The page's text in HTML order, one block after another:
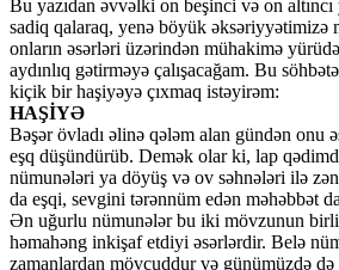
Bu yazıdan əvvəlki on beşinci və on altıncı
sadiq qalaraq, yenə böyük əksəriyyətimizə
onların əsərləri üzərindən mühakimə
aydınlıq gətirməyə çalışacağam. Bu
kiçik bir haşiyəyə çıxmaq istəyirəm:
HAŞİYƏ
Bəşər övladı əlinə qələm alan gündən onu
eşq düşündürüb. Demək olar ki, lap
nümunələri ya döyüş və ov səhnələri ilə
da eşqi, sevgini tərənnüm edən məhəbbət
Ən uğurlu nümunələr bu iki mövzunun
həmahəng inkişaf etdiyi əsərlərdir. Belə
zamanlardan mövcuddur və günümüzdə